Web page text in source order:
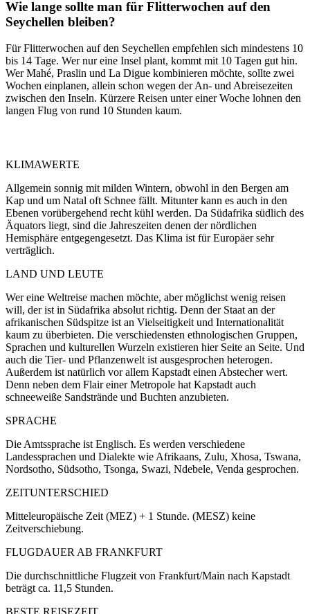
Wie lange sollte man für Flitterwochen auf den
Seychellen bleiben?
Für Flitterwochen auf den Seychellen empfehlen sich mindestens 10
bis 14 Tage. Wer nur eine Insel plant, kommt mit 10 Tagen gut hin.
Wer Mahé, Praslin und La Digue kombinieren möchte, sollte zwei
Wochen einplanen, allein schon wegen der An- und Abreisezeiten
zwischen den Inseln. Kürzere Reisen unter einer Woche lohnen den
langen Flug von rund 10 Stunden kaum.
KLIMAWERTE
Allgemein sonnig mit milden Wintern, obwohl in den Bergen am
Kap und um Natal oft Schnee fällt. Mitunter kann es auch in den
Ebenen vorübergehend recht kühl werden. Da Südafrika südlich des
Äquators liegt, sind die Jahreszeiten denen der nördlichen
Hemisphäre entgegengesetzt. Das Klima ist für Europäer sehr
verträglich.
LAND UND LEUTE
Wer eine Weltreise machen möchte, aber möglichst wenig reisen
will, der ist in Südafrika absolut richtig. Denn der Staat an der
afrikanischen Südspitze ist an Vielseitigkeit und Internationalität
kaum zu überbieten. Die verschiedensten ethnologischen Gruppen,
Sprachen und kulturellen Wurzeln existieren hier Seite an Seite. Und
auch die Tier- und Pflanzenwelt ist ausgesprochen heterogen.
Außerdem ist natürlich vor allem Kapstadt einen Abstecher wert.
Denn neben dem Flair einer Metropole hat Kapstadt auch
schneeweiße Sandstrände und Buchten anzubieten.
SPRACHE
Die Amtssprache ist Englisch. Es werden verschiedene
Landessprachen und Dialekte wie Afrikaans, Zulu, Xhosa, Tswana,
Nordsotho, Südsotho, Tsonga, Swazi, Ndebele, Venda gesprochen.
ZEITUNTERSCHIED
Mitteleuropäische Zeit (MEZ) + 1 Stunde. (MESZ) keine
Zeitverschiebung.
FLUGDAUER AB FRANKFURT
Die durchschnittliche Flugzeit von Frankfurt/Main nach Kapstadt
beträgt ca. 11,5 Stunden.
BESTE REISEZEIT